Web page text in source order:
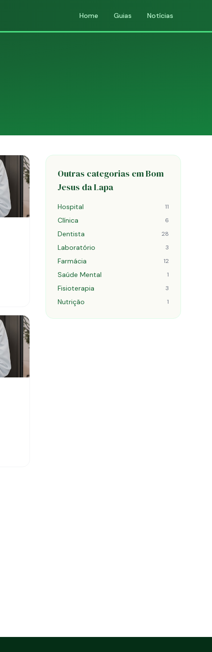
Home Guias Notícias
Outras categorias em Bom
Jesus da Lapa
Hospital 11
Clínica 6
Dentista 28
Laboratório 3
Farmácia 12
Saúde Mental 1
Fisioterapia 3
Nutrição 1